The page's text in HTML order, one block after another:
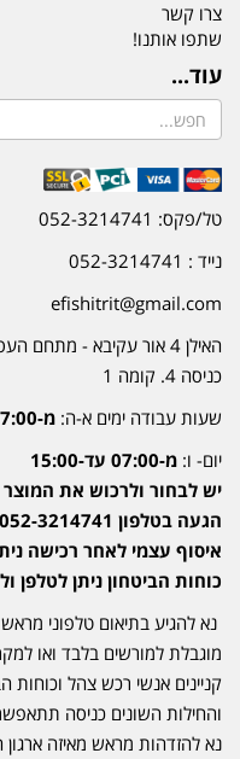
צרו קשר
שתפו אותנו!
עוד...
טל/פקס: 052-3214741
נייד : 052-3214741
efishitrit@gmail.com
כניסה 4. קומה 1
שעות עבודה ימים א-ה: מ-07:00 עד-20:00
יום- ו: מ-07:00 עד-15:00
יש לבחור ולרכוש את
הגעה בטלפון 052-3214741
איסוף עצמי לאחר רכישה
כוחות הביטחון ניתן לטלפן
נא להגיע בתיאום טלפוני
מוגבלת למורשים בלבד ואו
קניינים אנשי רכש צהל וכוחות
והחילות השונים כניסה
נא להזדהות מראש מאיזה